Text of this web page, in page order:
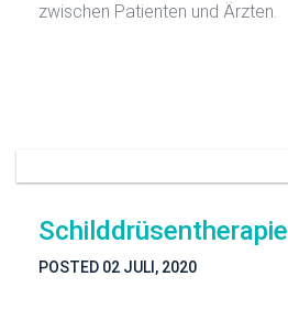
zwischen Patienten und Ärzten.
Schilddrüsentherapie
POSTED 02 JULI, 2020